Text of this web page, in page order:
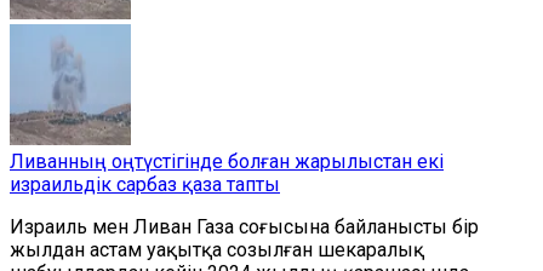
Ливанның оңтүстігінде болған жарылыстан екі
израильдік сарбаз қаза тапты
Израиль мен Ливан Газа соғысына байланысты бір
жылдан астам уақытқа созылған шекаралық